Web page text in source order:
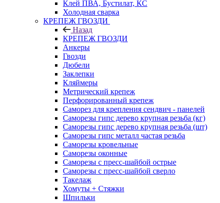
Клей ПВА, Бустилат, КС
Холодная сварка
КРЕПЕЖ ГВОЗДИ
Назад
КРЕПЕЖ ГВОЗДИ
Анкеры
Гвозди
Дюбели
Заклепки
Кляймеры
Метрический крепеж
Перфорированный крепеж
Саморез для крепления сендвич - панелей
Саморезы гипс дерево крупная резьба (кг)
Саморезы гипс дерево крупная резьба (шт)
Саморезы гипс металл частая резьба
Саморезы кровельные
Саморезы оконные
Саморезы с пресс-шайбой острые
Саморезы с пресс-шайбой сверло
Такелаж
Хомуты + Стяжки
Шпильки